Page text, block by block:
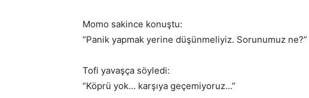
Momo sakince konuştu:
“Panik yapmak yerine düşünmeliyiz. Sorunumuz ne?”
Tofi yavaşça söyledi:
“Köprü yok… karşıya geçemiyoruz…”